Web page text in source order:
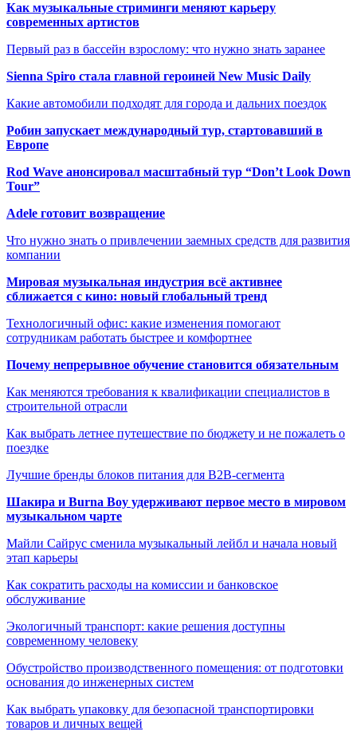
Как музыкальные стриминги меняют карьеру
современных артистов
Первый раз в бассейн взрослому: что нужно знать заранее
Sienna Spiro стала главной героиней New Music Daily
Какие автомобили подходят для города и дальних поездок
Робин запускает международный тур, стартовавший в
Европе
Rod Wave анонсировал масштабный тур “Don’t Look Down
Tour”
Adele готовит возвращение
Что нужно знать о привлечении заемных средств для развития
компании
Мировая музыкальная индустрия всё активнее
сближается с кино: новый глобальный тренд
Технологичный офис: какие изменения помогают
сотрудникам работать быстрее и комфортнее
Почему непрерывное обучение становится обязательным
Как меняются требования к квалификации специалистов в
строительной отрасли
Как выбрать летнее путешествие по бюджету и не пожалеть о
поездке
Лучшие бренды блоков питания для B2B-сегмента
Шакира и Burna Boy удерживают первое место в мировом
музыкальном чарте
Майли Сайрус сменила музыкальный лейбл и начала новый
этап карьеры
Как сократить расходы на комиссии и банковское
обслуживание
Экологичный транспорт: какие решения доступны
современному человеку
Обустройство производственного помещения: от подготовки
основания до инженерных систем
Как выбрать упаковку для безопасной транспортировки
товаров и личных вещей